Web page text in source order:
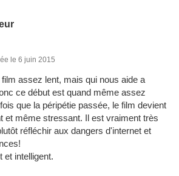
le 6 juin 2015
assez lent, mais qui nous aide a
ce début est quand même assez
que la péripétie passée, le film devient
et même stressant. Il est vraiment très
réfléchir aux dangers d'internet et
et intelligent.